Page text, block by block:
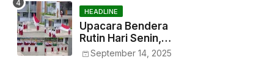
HEADLINE
Upacara Bendera
Rutin Hari Senin,
Haryono : Wujud
September 14, 2025